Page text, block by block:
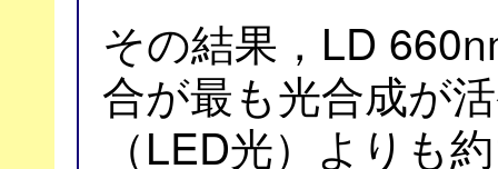
その結果，LD
合が最も光合成が
（LED光）よりも